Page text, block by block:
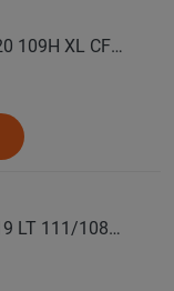
COMFORSER Автошина 255/50 R20 109H XL CF1100 RWL лето
COMFORSER Автошина 255/55 R19 LT 111/108S CF1100 RWL лето